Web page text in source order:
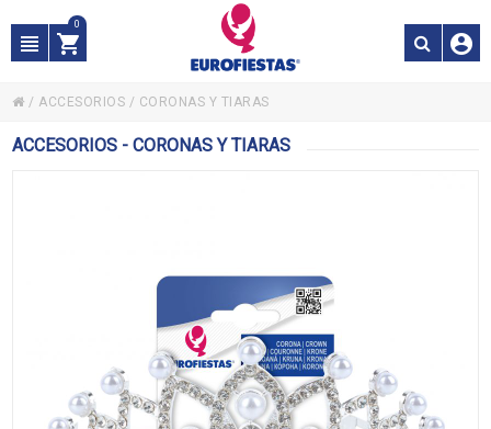
0
/ ACCESORIOS / CORONAS Y TIARAS
ACCESORIOS - CORONAS Y TIARAS